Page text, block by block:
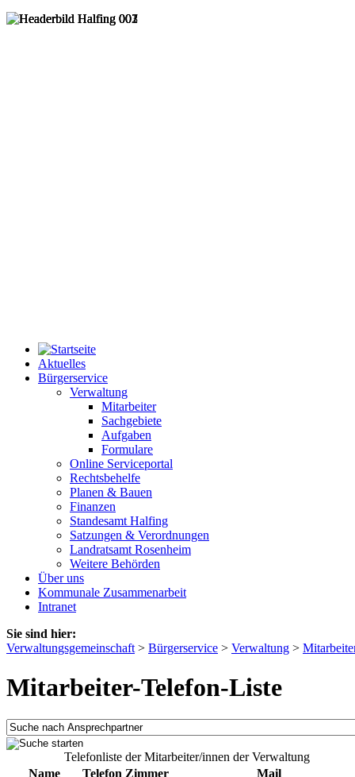
Aktuelles
Bürgerservice
Verwaltung
Mitarbeiter
Sachgebiete
Aufgaben
Formulare
Online Serviceportal
Rechtsbehelfe
Planen & Bauen
Finanzen
Standesamt Halfing
Satzungen & Verordnungen
Landratsamt Rosenheim
Weitere Behörden
Über uns
Kommunale Zusammenarbeit
Intranet
Sie sind hier:
Verwaltungsgemeinschaft > Bürgerservice > Verwaltung >
Mitarbeiter-Telefon-Liste
Telefonliste der Mitarbeiter/innen der Verwaltung
Name
Telefon Zimmer
Mail